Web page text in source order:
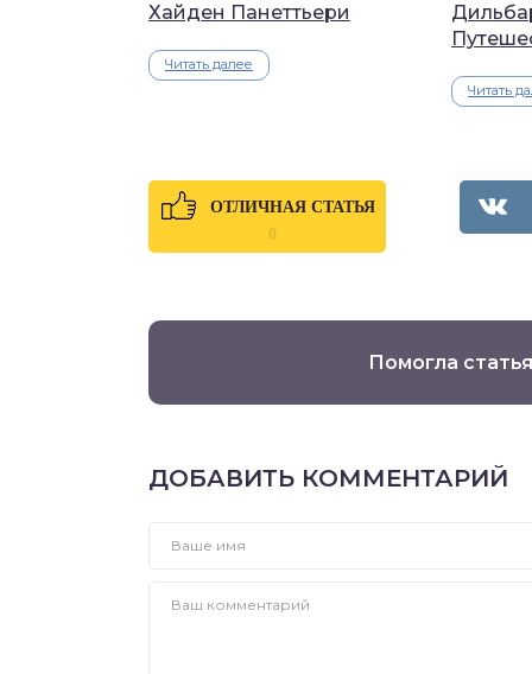
Хайден Панеттьери
Читать далее
Читать
ОТЛИЧНАЯ СТАТЬЯ
0
Помогла
ДОБАВИТЬ КОММЕНТАРИЙ